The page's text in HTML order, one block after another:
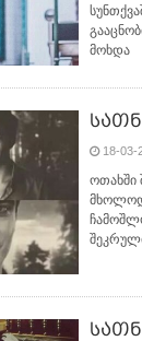
მოხდა
18-03-
ოთახში
მხოლოდ